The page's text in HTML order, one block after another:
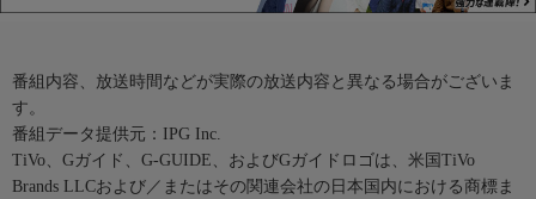
番組内容、放送時間などが実際の放送内容と異なる場合がございま
す。
番組データ提供元：IPG Inc.
TiVo、Gガイド、G-GUIDE、およびGガイドロゴは、米国TiVo
Brands LLCおよび／またはその関連会社の日本国内における商標ま